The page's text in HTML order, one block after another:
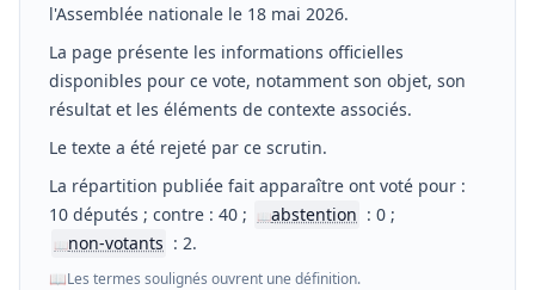
l'Assemblée nationale le 18 mai 2026.
La page présente les informations officielles
disponibles pour ce vote, notamment son objet, son
résultat et les éléments de contexte associés.
Le texte a été rejeté par ce scrutin.
La répartition publiée fait apparaître ont voté pour :
10 députés ; contre : 40 ;
📖abstention : 0 ;
📖non-votants : 2.
📖Les termes soulignés ouvrent une définition.